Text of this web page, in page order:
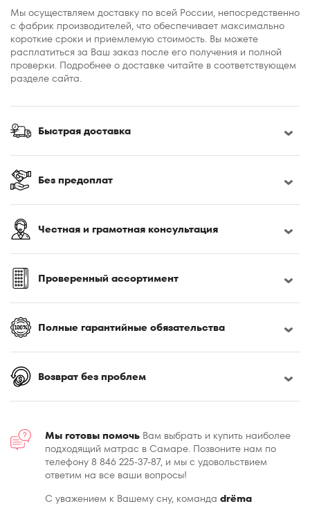
Мы осуществляем доставку по всей России, непосредственно
с фабрик производителей, что обеспечивает максимально
короткие сроки и приемлемую стоимость. Вы можете
расплатиться за Ваш заказ после его получения и полной
проверки. Подробнее о доставке читайте в соответствующем
разделе сайта.
Быстрая доставка
Без предоплат
Честная и грамотная консультация
Проверенный ассортимент
Полные гарантийные обязательства
Возврат без проблем
Мы готовы помочь Вам выбрать и купить наиболее
подходящий матрас в Самаре. Позвоните нам по
телефону 8 846 225-37-87, и мы с удовольствием
ответим на все ваши вопросы!
С уважением к Вашему сну, команда drёma